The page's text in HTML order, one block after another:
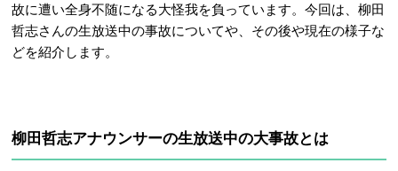
故に遭い全身不随になる大怪我を負っています。今回は、柳田
哲志さんの生放送中の事故についてや、その後や現在の様子な
どを紹介します。
柳田哲志アナウンサーの生放送中の大事故とは